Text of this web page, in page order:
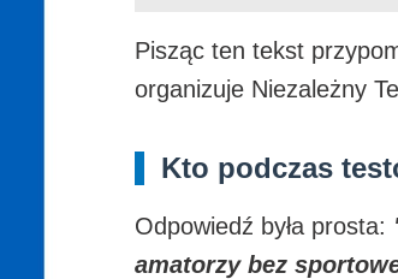
Pisząc ten tekst
organizuje Niezależny
Kto podczas
Odpowiedź była prosta:
amatorzy bez